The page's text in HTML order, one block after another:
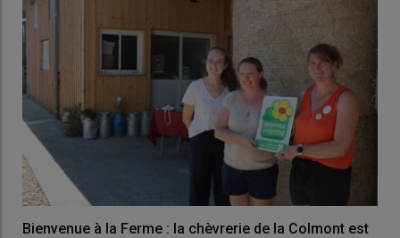
Bienvenue à la Ferme : la chèvrerie de la Colmont est